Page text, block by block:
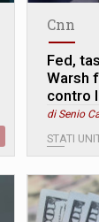
Cnn
Fed,
Warsh
contro
di Senio
STATI